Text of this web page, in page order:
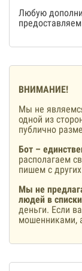
Любую
ВНИМАНИЕ!
Мы не
одной из
публично
Бот –
располагаем
пишем с
Мы не
людей в
деньги. Если
мошенниками,